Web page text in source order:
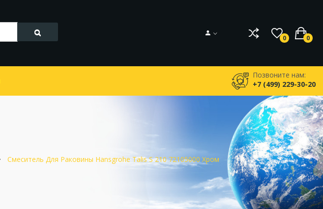
0 0
Позвоните нам:
+7 (499) 229-30-20
Смеситель Для Раковины Hansgrohe Talis S 210 72105000 Хром